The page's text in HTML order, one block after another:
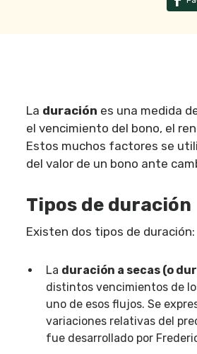
La duración es una medida
el vencimiento del bono, el
Estos muchos factores se
del valor de un bono ante
Tipos de duración
Existen dos tipos de duración:
La duración a secas (o
distintos vencimientos de
uno de esos flujos. Se
variaciones relativas del
fue desarrollado por